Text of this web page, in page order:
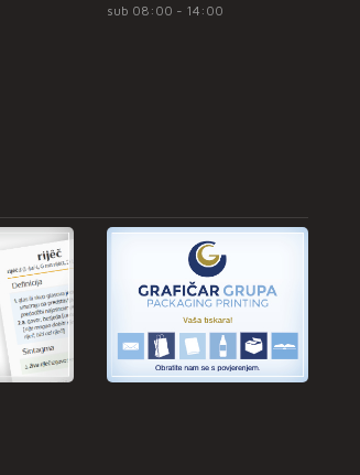
sub 08:00 - 14:00